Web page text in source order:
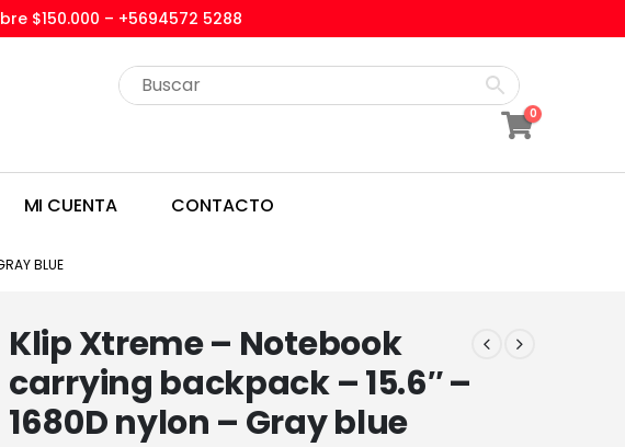
$150.000 – +5694572 5288
0
MI CUENTA CONTACTO
BLUE
Klip Xtreme – Notebook
carrying backpack – 15.6″ –
1680D nylon – Gray blue